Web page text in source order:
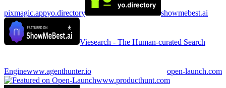
pixmagic.appyo.directory showmebest.ai
Viesearch - The Human-curated Search
Enginewww.agenthunter.io
open-launch.com
www.producthunt.com